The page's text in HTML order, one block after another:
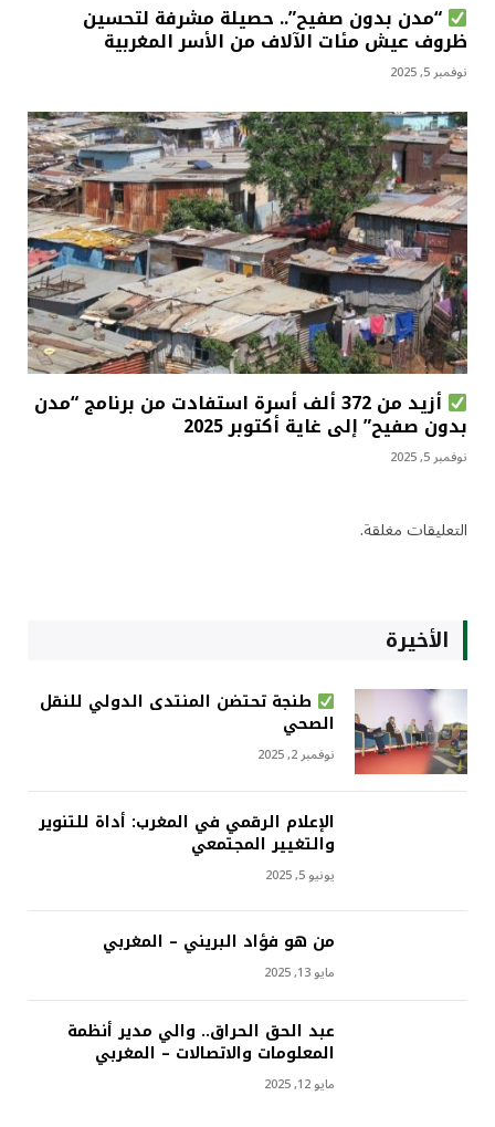
“مدن بدون صفيح”.. حصيلة مشرفة لتحسين
ظروف عيش مئات الآلاف من الأسر المغربية
نوفمبر 5, 2025
أزيد من 372 ألف أسرة استفادت من برنامج “مدن
بدون صفيح” إلى غاية أكتوبر 2025
نوفمبر 5, 2025
التعليقات مغلقة.
الأخيرة
طنجة تحتضن المنتدى الدولي للنقل
الصحي
نوفمبر 2, 2025
الإعلام الرقمي في المغرب: أداة للتنوير
والتغيير المجتمعي
يونيو 5, 2025
من هو فؤاد البريني – المغربي
مايو 13, 2025
عبد الحق الحراق.. والي مدير أنظمة
المعلومات والاتصالات – المغربي
مايو 12, 2025